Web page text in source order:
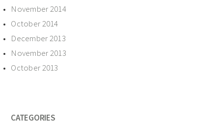
November 2014
October 2014
December 2013
November 2013
October 2013
CATEGORIES